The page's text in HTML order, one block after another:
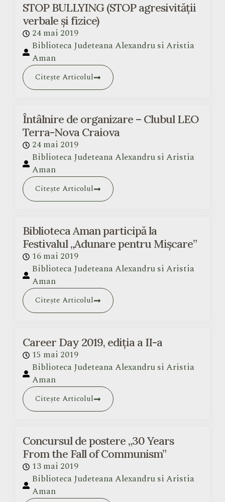
STOP BULLYING (STOP agresivității
verbale și fizice)
24 mai 2019
Biblioteca Judeteana Alexandru si Aristia
Aman
Citește Articolul
Întâlnire de organizare – Clubul LEO
Terra-Nova Craiova
24 mai 2019
Biblioteca Judeteana Alexandru si Aristia
Aman
Citește Articolul
Biblioteca Aman participă la
Festivalul „Adunare pentru Mișcare”
16 mai 2019
Biblioteca Judeteana Alexandru si Aristia
Aman
Citește Articolul
Career Day 2019, ediția a II-a
15 mai 2019
Biblioteca Judeteana Alexandru si Aristia
Aman
Citește Articolul
Concursul de postere „30 Years
From the Fall of Communism”
13 mai 2019
Biblioteca Judeteana Alexandru si Aristia
Aman